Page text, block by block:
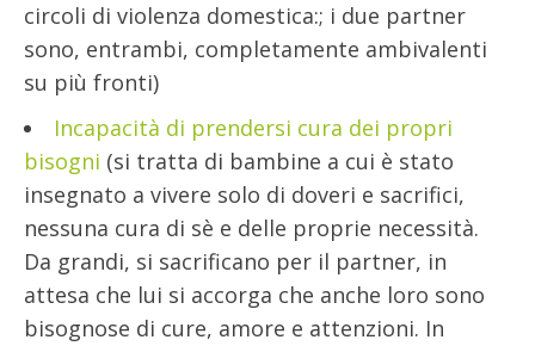
circoli di violenza domestica:; i due partner
sono, entrambi, completamente ambivalenti
su più fronti)
Incapacità di prendersi cura dei propri
bisogni (si tratta di bambine a cui è stato
insegnato a vivere solo di doveri e sacrifici,
nessuna cura di sè e delle proprie necessità.
Da grandi, si sacrificano per il partner, in
attesa che lui si accorga che anche loro sono
bisognose di cure, amore e attenzioni. In